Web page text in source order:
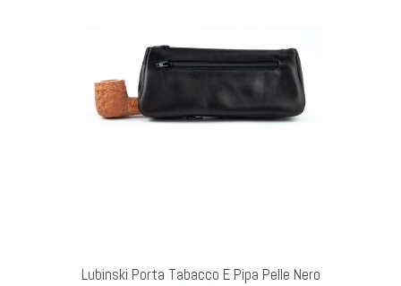
Lubinski Porta Tabacco E Pipa Pelle Nero